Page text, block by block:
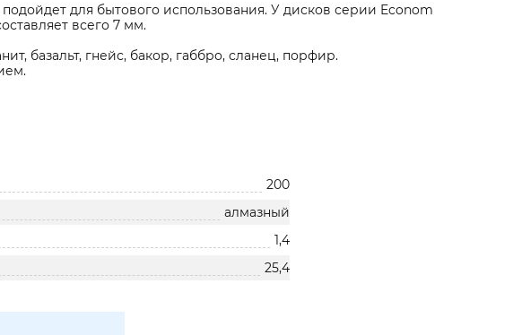
для бытового использования. У дисков серии Econom
всего 7 мм.
базальт, гнейс, бакор, габбро, сланец, порфир.
200
алмазный
1,4
25,4